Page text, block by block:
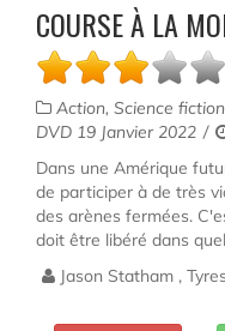
COURSE À LA
Action, Science fiction
DVD 19 Janvier 2022
Dans une Amérique
de participer à de très
des arènes fermées.
doit être libéré dans
Jason Statham ,